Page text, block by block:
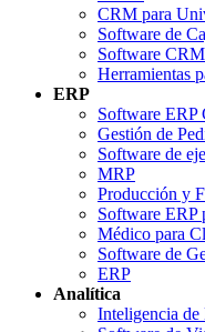
CRM para
Software de
Software CRM
Herramientas
ERP
Software ERP
Gestión de
Software de
MRP
Producción y
Software ERP
Médico para
Software de
ERP
Analítica
Inteligencia de